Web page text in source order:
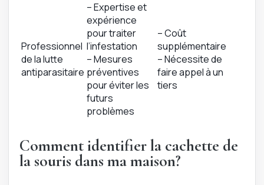
Professionnel
de la lutte
antiparasitaire
– Expertise et
expérience
pour traiter
l’infestation
– Mesures
préventives
pour éviter les
futurs
problèmes
– Coût
supplémentaire
– Nécessite de
faire appel à un
tiers
Comment identifier la cachette de
la souris dans ma maison?